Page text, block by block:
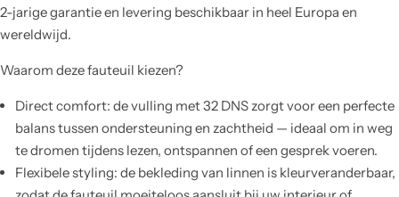
2-jarige garantie en levering beschikbaar in heel Europa en
wereldwijd.
Waarom deze fauteuil kiezen?
Direct comfort: de vulling met 32 DNS zorgt voor een perfecte
balans tussen ondersteuning en zachtheid — ideaal om in weg
te dromen tijdens lezen, ontspannen of een gesprek voeren.
Flexibele styling: de bekleding van linnen is kleurveranderbaar,